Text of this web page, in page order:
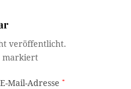
veröffentlicht.
markiert
E-Mail-Adresse*